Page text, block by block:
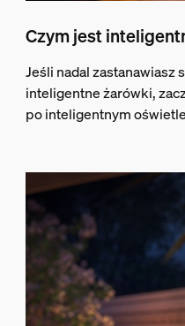
Czym jest
Jeśli nadal zastanawiasz
inteligentne żarówki,
po inteligentnym